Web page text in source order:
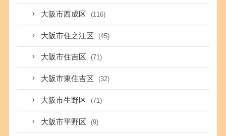
大阪市西成区 (116)
大阪市住之江区 (45)
大阪市住吉区 (71)
大阪市東住吉区 (32)
大阪市生野区 (71)
大阪市平野区 (9)